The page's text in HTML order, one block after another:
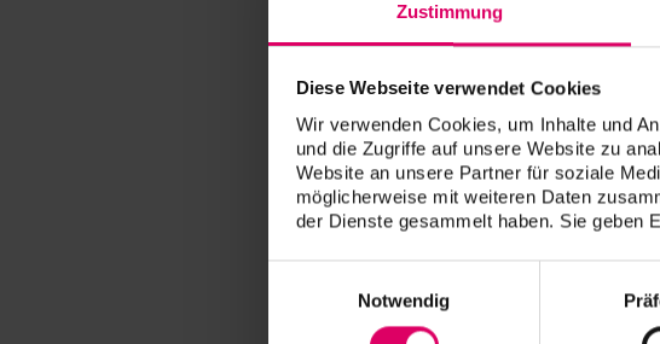
Zustimmung
Diese Webseite verwendet Cookies
Wir verwenden Cookies, um Inhalte und
und die Zugriffe auf unsere Website zu
Website an unsere Partner für soziale
möglicherweise mit weiteren Daten
der Dienste gesammelt haben. Sie geben
Notwendig